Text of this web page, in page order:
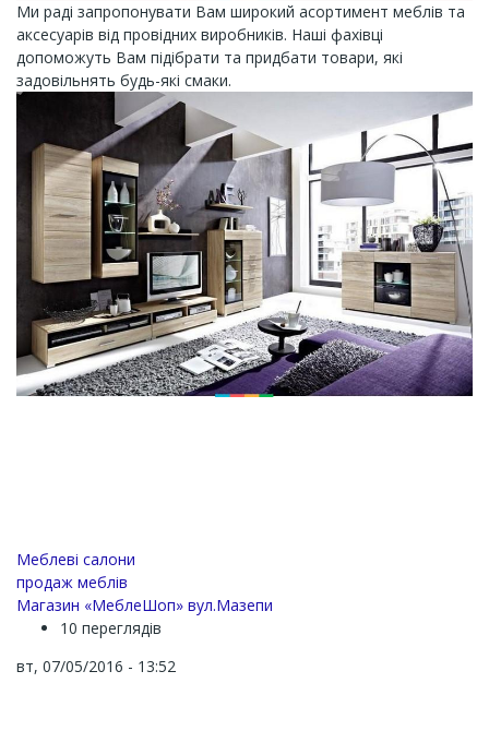
Ми раді запропонувати Вам широкий асортимент меблів та
аксесуарів від провідних виробників. Наші фахівці
допоможуть Вам підібрати та придбати товари, які
задовільнять будь-які смаки.
Меблеві салони
продаж меблів
Магазин «МеблеШоп» вул.Мазепи
10 переглядів
вт, 07/05/2016 - 13:52